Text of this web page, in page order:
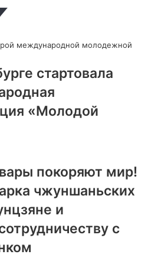
стартовала
«Молодой
покоряют мир!
чжуншаньских
и
с